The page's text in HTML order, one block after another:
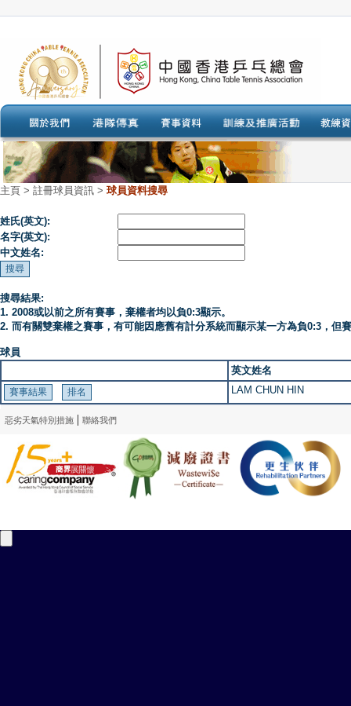
主頁 > 註冊球員資訊 > 球員資料搜尋
姓氏(英文):
名字(英文):
中文姓名:
搜尋結果:
1. 2008或以前之所有賽事，棄權者均以負0:3顯示。
2. 而有關雙棄權之賽事，有可能因應舊有計分系統而顯示某一方為負0:3，但
球員
英文姓名
LAM CHUN HIN